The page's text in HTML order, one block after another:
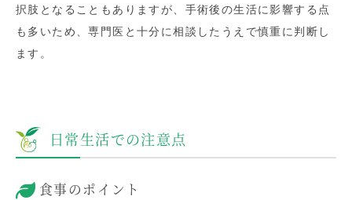
択肢となることもありますが、手術後の生活に影響する点
も多いため、専門医と十分に相談したうえで慎重に判断し
ます。
日常生活での注意点
食事のポイント